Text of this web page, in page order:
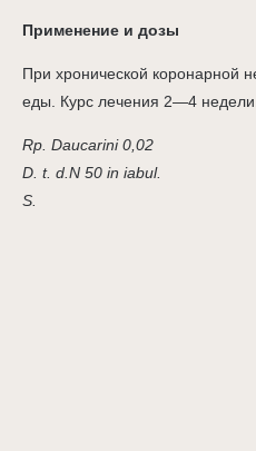
Применение и дозы
При хронической коронарной
еды. Курс лечения 2—4 недели.
Rp. Daucarini 0,02
D. t. d.N 50 in iabul.
S.